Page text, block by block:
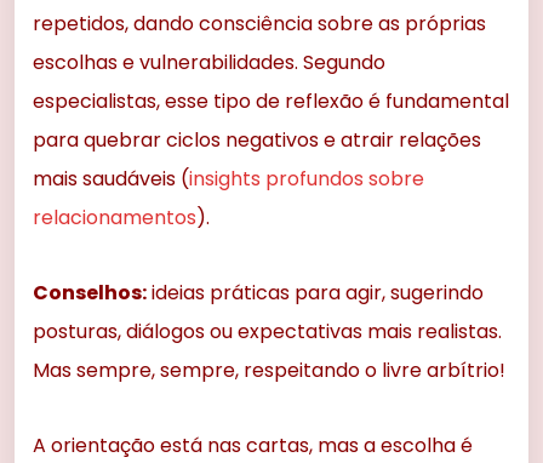
repetidos, dando consciência sobre as próprias
escolhas e vulnerabilidades. Segundo
especialistas, esse tipo de reflexão é fundamental
para quebrar ciclos negativos e atrair relações
mais saudáveis (insights profundos sobre
relacionamentos).
Conselhos:ideias práticas para agir, sugerindo
posturas, diálogos ou expectativas mais realistas.
Mas sempre, sempre, respeitando o livre arbítrio!
A orientação está nas cartas, mas a escolha é